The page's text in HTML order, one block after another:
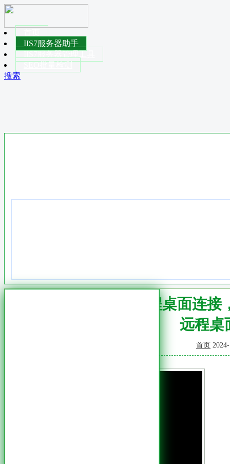
IIS7服务器助手
搜索
利用远程桌面连
远程桌
首页